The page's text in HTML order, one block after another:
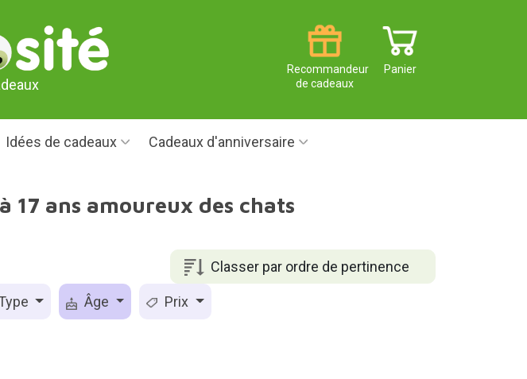
Panier
Recommandeur
de cadeaux
Idées de cadeaux Cadeaux d'anniversaire
17 ans amoureux des chats
Classer par ordre de pertinence
Âge Prix